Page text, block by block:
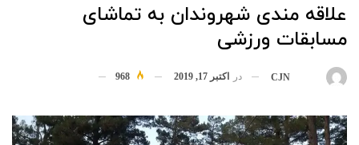
علاقه مندی شهروندان به تماشای
مسابقات ورزشی
CJN در اکتبر 17, 2019 968